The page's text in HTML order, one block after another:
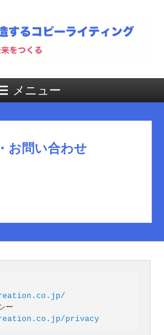
メニュー
お問い合わせ
privacy